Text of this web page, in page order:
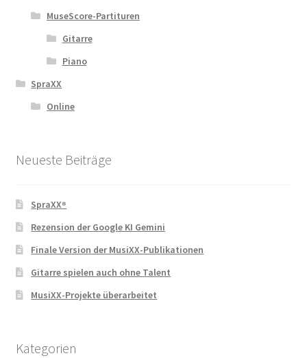
MuseScore-Partituren
Gitarre
Piano
SpraXX
Online
Neueste Beiträge
SpraXX⁸
Rezension der Google KI Gemini
Finale Version der MusiXX-Publikationen
Gitarre spielen auch ohne Talent
MusiXX-Projekte überarbeitet
Kategorien